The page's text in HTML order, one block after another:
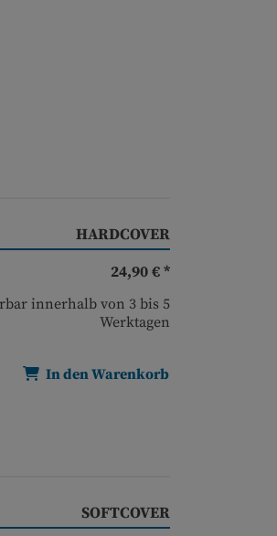
HARDCOVER
24,90 € *
innerhalb von 3 bis 5
Werktagen
In den Warenkorb
SOFTCOVER